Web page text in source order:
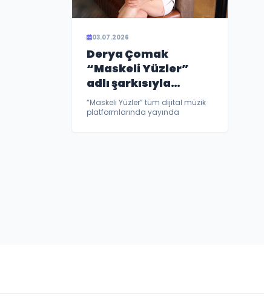
03.07.2026
Derya Çomak
“Maskeli Yüzler”
adlı şarkısıyla
dikkatleri üzerine
çekti
“Maskeli Yüzler” tüm dijital müzik
platformlarında yayında